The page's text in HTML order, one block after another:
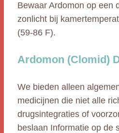
Bewaar Ardomon op een
zonlicht bij
(59-86 F).
Ardomon (Clomid)
We bieden alleen
medicijnen die niet alle
drugsintegraties of
beslaan Informatie op de